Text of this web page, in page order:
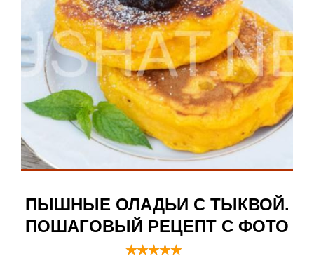
ПЫШНЫЕ ОЛАДЬИ С ТЫКВОЙ.
ПОШАГОВЫЙ РЕЦЕПТ С ФОТО